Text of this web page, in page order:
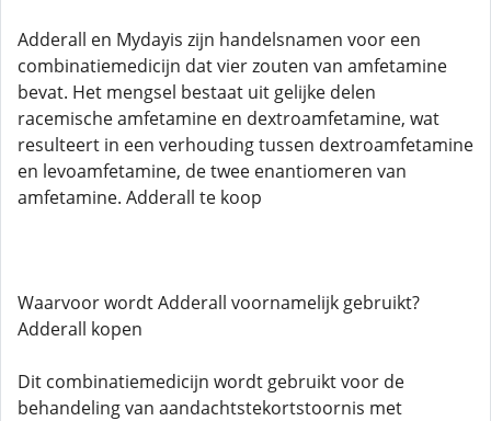
Adderall en Mydayis zijn handelsnamen voor een
combinatiemedicijn dat vier zouten van amfetamine
bevat. Het mengsel bestaat uit gelijke delen
racemische amfetamine en dextroamfetamine, wat
resulteert in een verhouding tussen dextroamfetamine
en levoamfetamine, de twee enantiomeren van
amfetamine. Adderall te koop
Waarvoor wordt Adderall voornamelijk gebruikt?
Adderall kopen
Dit combinatiemedicijn wordt gebruikt voor de
behandeling van aandachtstekortstoornis met